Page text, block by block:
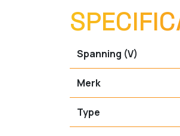
Spanning (V)
Merk
Type